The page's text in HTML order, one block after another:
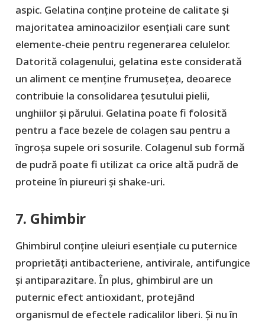
aspic. Gelatina conține proteine de calitate și
majoritatea aminoacizilor esențiali care sunt
elemente-cheie pentru regenerarea celulelor.
Datorită colagenului, gelatina este considerată
un aliment ce menține frumusețea, deoarece
contribuie la consolidarea țesutului pielii,
unghiilor și părului. Gelatina poate fi folosită
pentru a face bezele de colagen sau pentru a
îngroșa supele ori sosurile. Colagenul sub formă
de pudră poate fi utilizat ca orice altă pudră de
proteine în piureuri și shake-uri.
7. Ghimbir
Ghimbirul conține uleiuri esențiale cu puternice
proprietăți antibacteriene, antivirale, antifungice
și antiparazitare. În plus, ghimbirul are un
puternic efect antioxidant, protejând
organismul de efectele radicalilor liberi. Și nu în